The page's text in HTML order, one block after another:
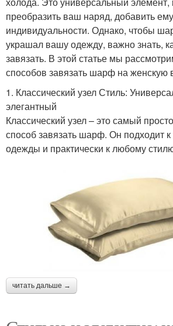
преобразить ваш наряд, добавить
индивидуальности. Однако, чтобы
украшал вашу одежду, важно знать,
завязать. В этой статье мы
способов завязать шарф на
1. Классический узел Стиль:
элегантный
Классический узел – это самый
способ завязать шарф. Он подходит
одежды и практически к любому
читать дальше →